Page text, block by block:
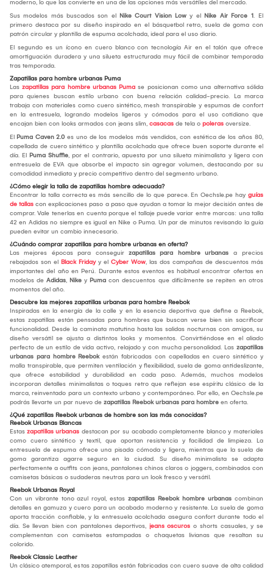
moderno, lo que las convierte en una de las opciones más versátiles del mercado.
Sus modelos más buscados son el Nike Court Vision Low y el Nike Air Force 1. El
primero destaca por su diseño inspirado en el básquetbol retro, suela de goma con
patrón circular y plantilla de espuma acolchada, ideal para el uso diario.
El segundo es un ícono en cuero blanco con tecnología Air en el talón que ofrece
amortiguación duradera y una silueta estructurada muy fácil de combinar temporada
tras temporada.
Zapatillas para hombre urbanas Puma
Las zapatillas para hombre urbanas Puma se posicionan como una alternativa sólida
para quienes buscan estilo urbano con buena relación calidad-precio. La marca
trabaja con materiales como cuero sintético, mesh transpirable y espumas de confort
en la entresuela, logrando modelos ligeros y cómodos para el uso cotidiano que
encajan bien con looks armados con jeans slim, casacas de tela o poleras oversize.
El Puma Caven 2.0 es uno de los modelos más vendidos, con estética de los años 80,
capellada de cuero sintético y plantilla acolchada que ofrece buen soporte durante el
día. El Puma Shuffle, por el contrario, apuesta por una silueta minimalista y ligera con
entresuela de EVA que absorbe el impacto sin agregar volumen, destacando por su
comodidad inmediata y precio competitivo dentro del segmento urbano.
¿Cómo elegir la talla de zapatillas hombre adecuada?
Encontrar la talla correcta es más sencillo de lo que parece. En Oechsle.pe hay guías
de tallas con explicaciones paso a paso que ayudan a tomar la mejor decisión antes de
comprar. Vale tenerlas en cuenta porque el tallaje puede variar entre marcas: una talla
42 en Adidas no siempre es igual en Nike o Puma. Un par de minutos revisando la guía
pueden evitar un cambio innecesario.
¿Cuándo comprar zapatillas para hombre urbanas en oferta?
Las mejores épocas para conseguir zapatillas para hombre urbanas a precios
rebajados son el Black Fridayy el Cyber Wow, las dos campañas de descuentos más
importantes del año en Perú. Durante estos eventos es habitual encontrar ofertas en
modelos de Adidas, Nike y Puma con descuentos que difícilmente se repiten en otros
momentos del año.
Descubre las mejores zapatillas urbanas para hombre Reebok
Inspiradas en la energía de la calle y en la esencia deportiva que define a Reebok,
estas zapatillas están pensadas para hombres que buscan verse bien sin sacrificar
funcionalidad. Desde la caminata matutina hasta las salidas nocturnas con amigos, su
diseño versátil se ajusta a distintos looks y momentos. Convirtiéndose en el aliado
perfecto de un estilo de vida activo, relajado y con mucha personalidad. Las zapatillas
urbanas para hombre Reebok están fabricadas con capelladas en cuero sintético y
malla transpirable, que permiten ventilación y flexibilidad, suela de goma antideslizante,
que ofrece estabilidad y durabilidad en cada paso. Además, muchos modelos
incorporan detalles minimalistas o toques retro que reflejan ese espíritu clásico de la
marca, reinventado para un contexto urbano y contemporáneo. Por ello, en Oechsle.pe
podrás llevarte un par nuevo de zapatillas Reebok urbanas para hombre en oferta.
¿Qué zapatillas Reebok urbanas de hombre son las más conocidas?
Reebok Urbanas Blancas
Estas zapatillas urbanas destacan por su acabado completamente blanco y materiales
como cuero sintético y textil, que aportan resistencia y facilidad de limpieza. La
entresuela de espuma ofrece una pisada cómoda y ligera, mientras que la suela de
goma garantiza agarre seguro en la ciudad. Su diseño minimalista se adapta
perfectamente a outfits con jeans, pantalones chinos claros o joggers, combinados con
camisetas básicas o sudaderas neutras para un look fresco y versátil.
Reebok Urbanas Royal
Con un vibrante tono azul royal, estas zapatillas Reebok hombre urbanas combinan
detalles en gamuza y cuero para un acabado moderno y resistente. La suela de goma
aporta tracción confiable, y la entresuela acolchada asegura confort durante todo el
día. Se llevan bien con pantalones deportivos, jeans oscuros o shorts casuales, y se
complementan con camisetas estampadas o chaquetas livianas que resaltan su
colorido.
Reebok Classic Leather
Un clásico atemporal, estas zapatillas están fabricadas con cuero suave de alta calidad